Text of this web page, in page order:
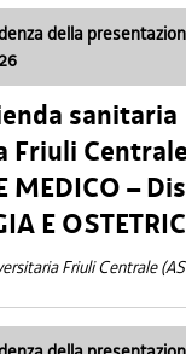
della
sanitaria
MEDICO –
E
Friuli Centrale